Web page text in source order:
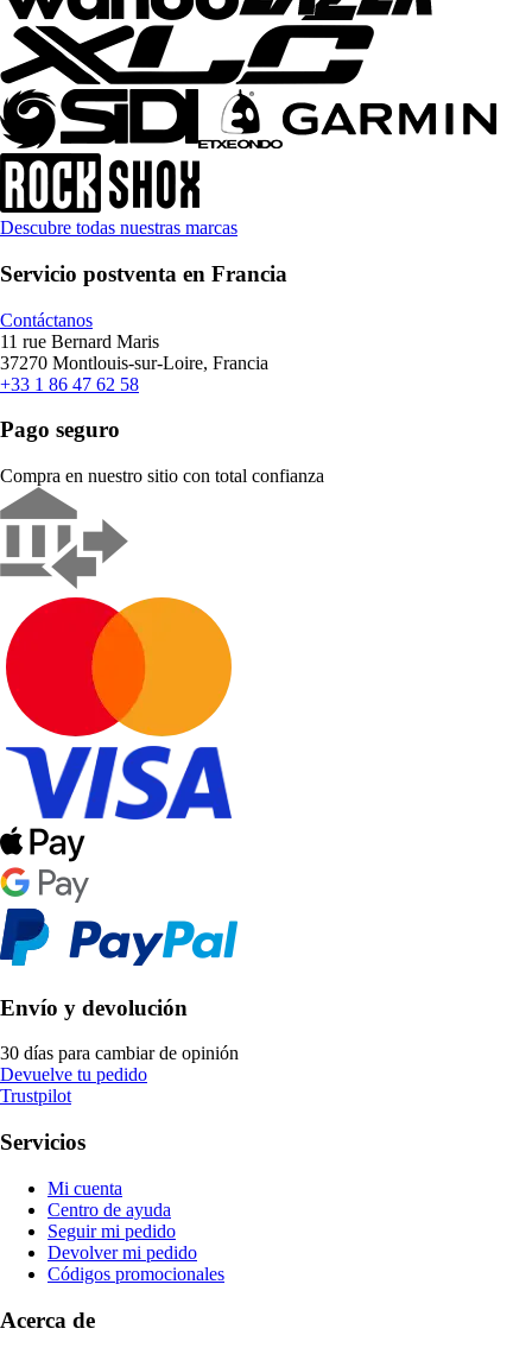
Descubre todas nuestras marcas
Servicio postventa en Francia
Contáctanos
11 rue Bernard Maris
37270 Montlouis-sur-Loire, Francia
+33 1 86 47 62 58
Pago seguro
Compra en nuestro sitio con total confianza
Envío y devolución
30 días para cambiar de opinión
Devuelve tu pedido
Trustpilot
Servicios
Mi cuenta
Centro de ayuda
Seguir mi pedido
Devolver mi pedido
Códigos promocionales
Acerca de